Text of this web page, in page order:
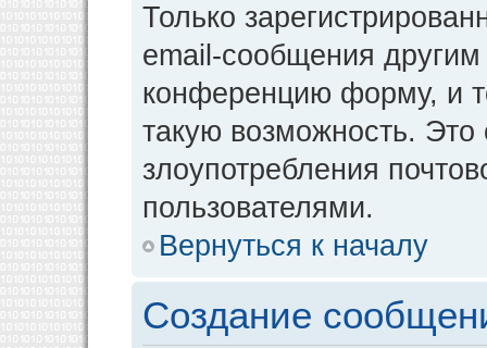
Только
email-сообщения
конференцию форму, и
такую возможность. Это
злоупотребления
пользователями.
Вернуться к началу
Создание